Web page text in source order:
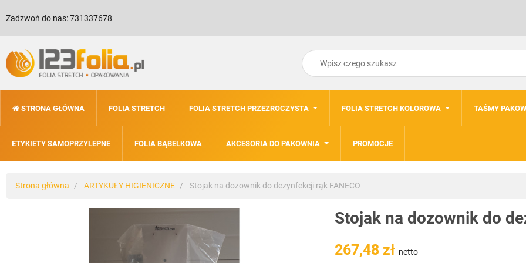
Zadzwoń do nas:731337678
STRONA GŁÓWNA FOLIA STRETCH FOLIA STRETCH PRZEZROCZYSTA FOLIA STRETCH KOLOROWA TAŚMY
ETYKIETY SAMOPRZYLEPNE FOLIA BĄBELKOWA AKCESORIA DO PAKOWNIA PROMOCJE
Strona główna ARTYKUŁY HIGIENICZNE Stojak na dozownik do dezynfekcji rąk FANECO
Stojak na dozownik do
267,48 zł netto